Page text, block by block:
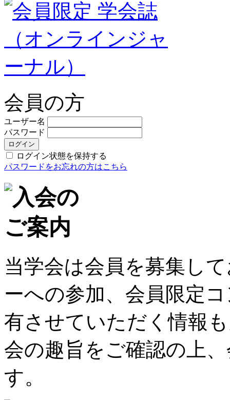
会員の方
ユーザー名
パスワード
ログイン状態を保持する
パスワードをお忘れの方はこちら
当学会は会員を募集し
ーへの参加、会員限定
有させていただく情報
会の趣旨をご確認の上
す。